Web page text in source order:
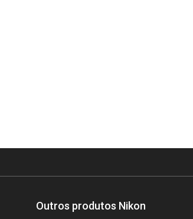
Outros produtos Nikon